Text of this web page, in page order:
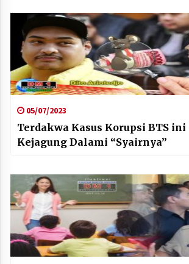
05/07/2023
Terdakwa Kasus Korupsi BTS ini
Kejagung Dalami “Syairnya”